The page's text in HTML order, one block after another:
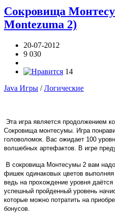
Сокровища
Montezuma 2)
20-07-2012
9 030
14
Java Игры /Логические
Эта игра является продолжением
Сокровища монтесумы. Игра
головоломок. Вас ожидает 100
волшебных артефактов. В игре
В сокровища Монтесумы 2 вам
фишек одинаковых цветов
ведь на прохождение уровня
успешный пройденный уровень
которые можно потратить на
бонусов.